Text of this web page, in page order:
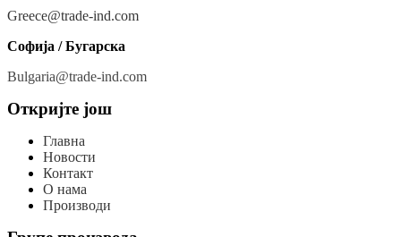
Greece@trade-ind.com
Софија / Бугарска
Bulgaria@trade-ind.com
Откријте још
Главна
Новости
Контакт
О нама
Производи